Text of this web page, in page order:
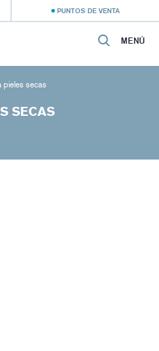
PUNTOS DE VENTA
MENÚ
pieles secas
SECAS